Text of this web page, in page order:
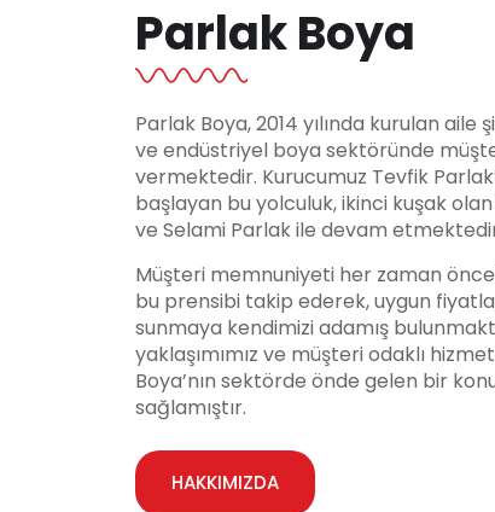
Parlak Boya
Parlak Boya, 2014 yılında kurulan
ve endüstriyel boya sektöründe
vermektedir. Kurucumuz Tevfik
başlayan bu yolculuk, ikinci kuşak
ve Selami Parlak ile devam
Müşteri memnuniyeti her zaman
bu prensibi takip ederek, uygun
sunmaya kendimizi adamış
yaklaşımımız ve müşteri odaklı
Boya’nın sektörde önde gelen bir
sağlamıştır.
HAKKIMIZDA